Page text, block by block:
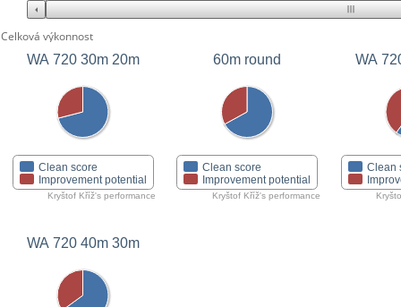
Celková výkonnost
WA 720 30m 20m
Clean score
Improvement potential
Kryštof Kříž's performance
60m round
Clean score
Improvement potential
Kryštof Kříž's performance
WA
Clean
WA 720 40m 30m